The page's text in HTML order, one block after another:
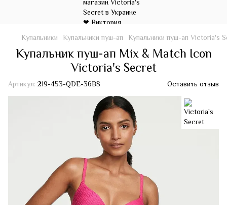
Купальники Купальники пуш-ап Купальники пуш-ап Victoria's
Купальник пуш-ап Mix & Match Icon
Victoria's Secret
Артикул: 219-453-QDE-36BS Оставить отзыв